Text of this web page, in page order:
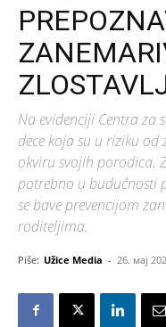
Na evidenciji Centra za
dece koja su u riziku
okviru svojih porodica.
potrebno u budućnosti
se bave prevencijom
roditeljima.
Piše: Užice Media - 26. мај